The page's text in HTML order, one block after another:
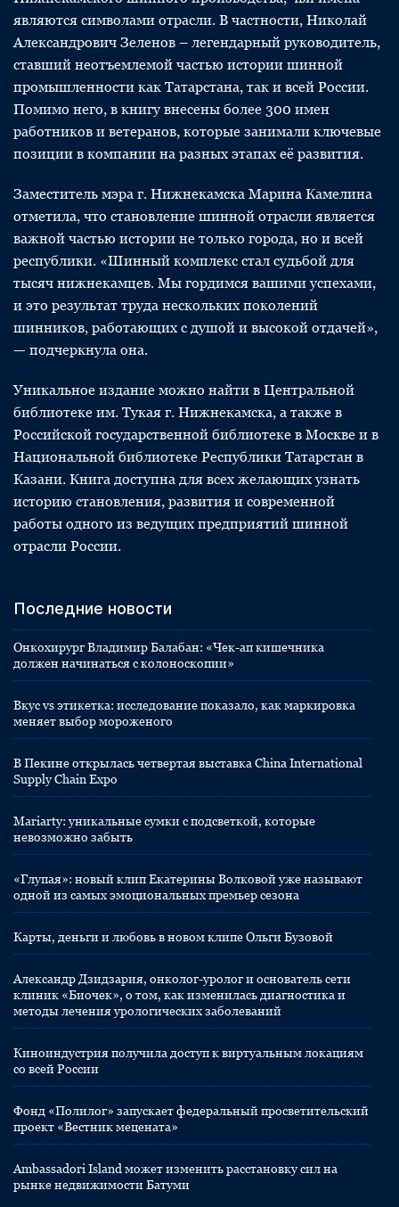
являются символами отрасли. В частности, Николай
Александрович Зеленов – легендарный руководитель,
ставший неотъемлемой частью истории шинной
промышленности как Татарстана, так и всей России.
Помимо него, в книгу внесены более 300 имен
работников и ветеранов, которые занимали ключевые
позиции в компании на разных этапах её развития.
Заместитель мэра г. Нижнекамска Марина Камелина
отметила, что становление шинной отрасли является
важной частью истории не только города, но и всей
республики. «Шинный комплекс стал судьбой для
тысяч нижнекамцев. Мы гордимся вашими успехами,
и это результат труда нескольких поколений
шинников, работающих с душой и высокой отдачей»,
— подчеркнула она.
Уникальное издание можно найти в Центральной
библиотеке им. Тукая г. Нижнекамска, а также в
Российской государственной библиотеке в Москве и в
Национальной библиотеке Республики Татарстан в
Казани. Книга доступна для всех желающих узнать
историю становления, развития и современной
работы одного из ведущих предприятий шинной
отрасли России.
Последние новости
Онкохирург Владимир Балабан: «Чек-ап кишечника
должен начинаться с колоноскопии»
Вкус vs этикетка: исследование показало, как маркировка
меняет выбор мороженого
В Пекине открылась четвертая выставка China International
Supply Chain Expo
Mariarty: уникальные сумки с подсветкой, которые
невозможно забыть
«Глупая»: новый клип Екатерины Волковой уже называют
одной из самых эмоциональных премьер сезона
Карты, деньги и любовь в новом клипе Ольги Бузовой
Александр Дзидзария, онколог-уролог и основатель сети
клиник «Биочек», о том, как изменилась диагностика и
методы лечения урологических заболеваний
Киноиндустрия получила доступ к виртуальным локациям
со всей России
Фонд «Полилог» запускает федеральный просветительский
проект «Вестник мецената»
Ambassadori Island может изменить расстановку сил на
рынке недвижимости Батуми